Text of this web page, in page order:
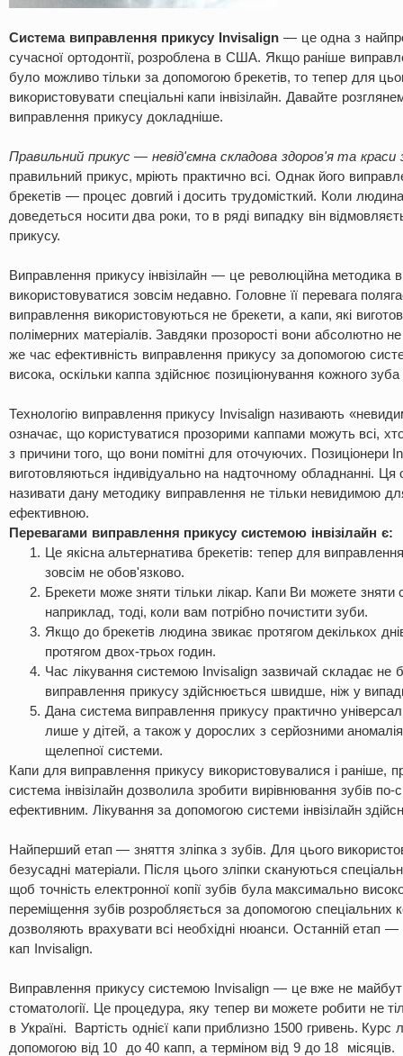
Система виправлення прикусу Invisalign — це одна з
сучасної ортодонтії, розроблена в США. Якщо раніше
було можливо тільки за допомогою брекетів, то тепер для
використовувати спеціальні капи інвізілайн. Давайте
виправлення прикусу докладніше.
Правильний прикус — невід'ємна складова здоров'я та краси
правильний прикус, мріють практично всі. Однак його
брекетів — процес довгий і досить трудомісткий. Коли
доведеться носити два роки, то в ряді випадку він
прикусу.
Виправлення прикусу інвізілайн — це революційна методика в
використовуватися зовсім недавно. Головне її перевага
виправлення використовуються не брекети, а капи, які
полімерних матеріалів. Завдяки прозорості вони абсолютно
же час ефективність виправлення прикусу за допомогою
висока, оскільки каппа здійснює позиціюнування кожного
Технологію виправлення прикусу Invisalign називають
означає, що користуватися прозорими каппами можуть всі,
з причини того, що вони помітні для оточуючих. Позиціонери
виготовляються індивідуально на надточному обладнанні.
називати дану методику виправлення не тільки невидимою
ефективною.
Перевагами виправлення прикусу системою інвізілайн є:
Це якісна альтернатива брекетів: тепер для
зовсім не обов'язково.
Брекети може зняти тільки лікар. Капи Ви можете зняти
наприклад, тоді, коли вам потрібно почистити зуби.
Якщо до брекетів людина звикає протягом декількох
протягом двох-трьох годин.
Час лікування системою Invisalign зазвичай складає не
виправлення прикусу здійснюється швидше, ніж у
Дана система виправлення прикусу практично
лише у дітей, а також у дорослих з серйозними
щелепної системи.
Капи для виправлення прикусу використовувалися і раніше,
система інвізілайн дозволила зробити вирівнювання зубів
ефективним. Лікування за допомогою системи інвізілайн
Найперший етап — зняття зліпка з зубів. Для цього
безусадні матеріали. Після цього зліпки скануються
щоб точність електронної копії зубів була максимально
переміщення зубів розробляється за допомогою
дозволяють врахувати всі необхідні нюанси. Останній етап —
кап Invisalign.
Виправлення прикусу системою Invisalign — це вже не
стоматології. Це процедура, яку тепер ви можете робити не
в Україні. Вартість однієї капи приблизно 1500 гривень. Курс
допомогою від 10 до 40 капп, а терміном від 9 до 18 місяців.